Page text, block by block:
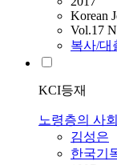
Korean
Vol.17
복사/대
KCI등재
노령층의 사
김성은
한국기